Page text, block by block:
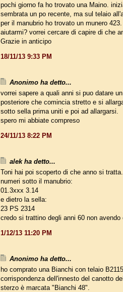
pochi giorno fa ho trovato una Maino.
sembrata un po recente, ma sul telaio
per il manubrio ho trovato un munero
aiutarmi? vorrei cercare di capire di che
Grazie in anticipo
18/11/13 9:33 PM
Anonimo ha detto...
vorrei sapere a quali anni si puo datare
posteriore che comincia stretto e si
sotto sella prima uniti e poi ad allargarsi.
spero mi abbiate compreso
24/11/13 8:22 PM
alek ha detto...
Toni hai poi scoperto di che anno si
numeri sotto il manubrio:
01.3xxx 3.14
e dietro la sella:
23 PS 2314
credo si trattino degli anni 60 non avendo
1/12/13 11:20 PM
Anonimo ha detto...
ho comprato una Bianchi con telaio
corrispondenza dell'innesto del canotto
sterzo è marcata "Bianchi 48".